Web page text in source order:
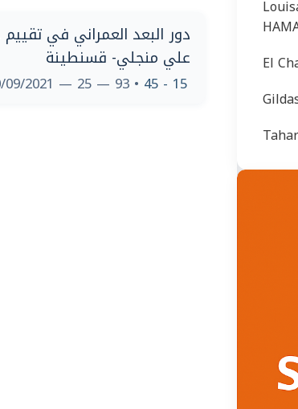
دور البعد العمراني في
علي منجلي- قسنطينة
15 - 45
• 93 — 25 — 30/09/2021
El